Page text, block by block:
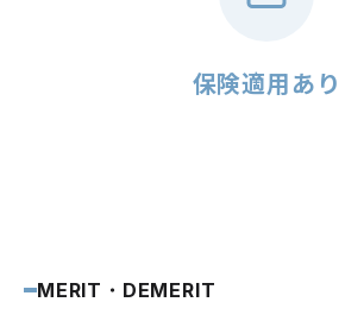
保険適用あり
MERIT・DEMERIT